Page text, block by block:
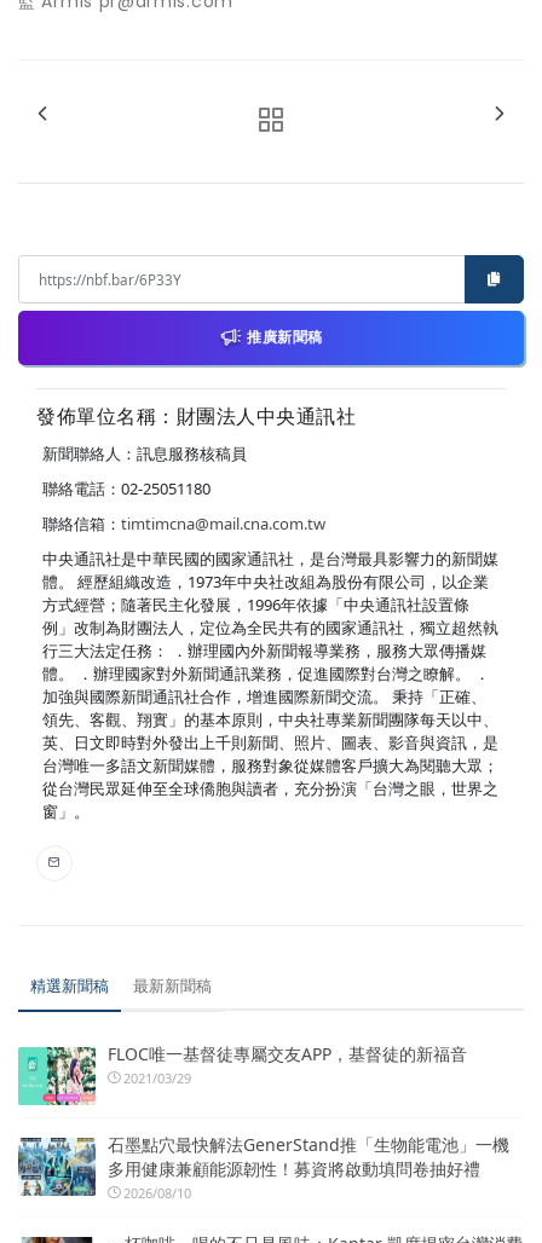
推廣新聞稿
發佈單位名稱：財團法人中央通訊社
新聞聯絡人：訊息服務核稿員
聯絡電話：02-25051180
聯絡信箱： timtimcna@mail.cna.com.tw
中央通訊社是中華民國的國家通訊社，是台灣最具影響力的新聞媒
體。 經歷組織改造，1973年中央社改組為股份有限公司，以企業
方式經營；隨著民主化發展，1996年依據「中央通訊社設置條
例」改制為財團法人，定位為全民共有的國家通訊社，獨立超然執
行三大法定任務： ．辦理國內外新聞報導業務，服務大眾傳播媒
體。 ．辦理國家對外新聞通訊業務，促進國際對台灣之瞭解。 ．
加強與國際新聞通訊社合作，增進國際新聞交流。 秉持「正確、
領先、客觀、翔實」的基本原則，中央社專業新聞團隊每天以中、
英、日文即時對外發出上千則新聞、照片、圖表、影音與資訊，是
台灣唯一多語文新聞媒體，服務對象從媒體客戶擴大為閱聽大眾；
從台灣民眾延伸至全球僑胞與讀者，充分扮演「台灣之眼，世界之
窗」。
精選新聞稿 最新新聞稿
FLOC唯一基督徒專屬交友APP，基督徒的新福音
2021/03/29
石墨點穴最快解法GenerStand推「生物能電池」一機
多用健康兼顧能源韌性！募資將啟動填問卷抽好禮
2026/08/10